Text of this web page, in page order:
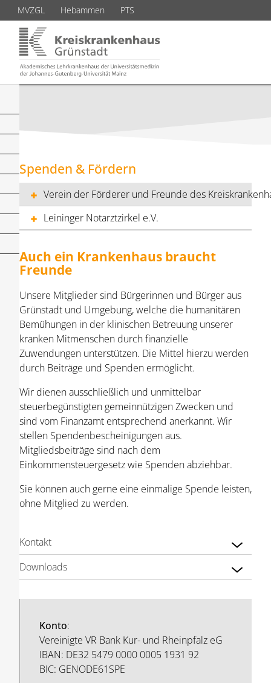
MVZGL Hebammen PTS
Spenden & Fördern
Verein der Förderer und Freunde des
Leininger Notarztzirkel e.V.
Auch ein Krankenhaus braucht
Freunde
Unsere Mitglieder sind Bürgerinnen und Bürger aus
Grünstadt und Umgebung, welche die humanitären
Bemühungen in der klinischen Betreuung unserer
kranken Mitmenschen durch finanzielle
Zuwendungen unterstützen. Die Mittel hierzu werden
durch Beiträge und Spenden ermöglicht.
Wir dienen ausschließlich und unmittelbar
steuerbegünstigten gemeinnützigen Zwecken und
sind vom Finanzamt entsprechend anerkannt. Wir
stellen Spendenbescheinigungen aus.
Mitgliedsbeiträge sind nach dem
Einkommensteuergesetz wie Spenden abziehbar.
Sie können auch gerne eine einmalige Spende leisten,
ohne Mitglied zu werden.
Kontakt
Downloads
Konto:
Vereinigte VR Bank Kur- und Rheinpfalz eG
IBAN: DE32 5479 0000 0005 1931 92
BIC: GENODE61SPE